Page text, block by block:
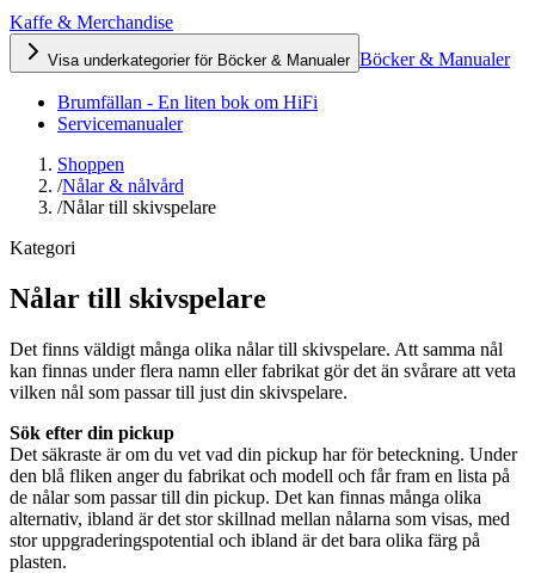
Kaffe & Merchandise
Visa underkategorier för Böcker & Manualer Böcker & Manualer
Brumfällan - En liten bok om HiFi
Servicemanualer
Shoppen
/Nålar & nålvård
/Nålar till skivspelare
Kategori
Nålar till skivspelare
Det finns väldigt många olika nålar till skivspelare. Att samma nål
kan finnas under flera namn eller fabrikat gör det än svårare att veta
vilken nål som passar till just din skivspelare.
Sök efter din pickup
Det säkraste är om du vet vad din pickup har för beteckning. Under
den blå fliken anger du fabrikat och modell och får fram en lista på
de nålar som passar till din pickup. Det kan finnas många olika
alternativ, ibland är det stor skillnad mellan nålarna som visas, med
stor uppgraderingspotential och ibland är det bara olika färg på
plasten.